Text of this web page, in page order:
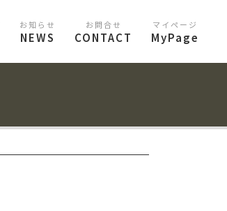
お知らせ
NEWS
お問合せ
CONTACT
マイページ
MyPage